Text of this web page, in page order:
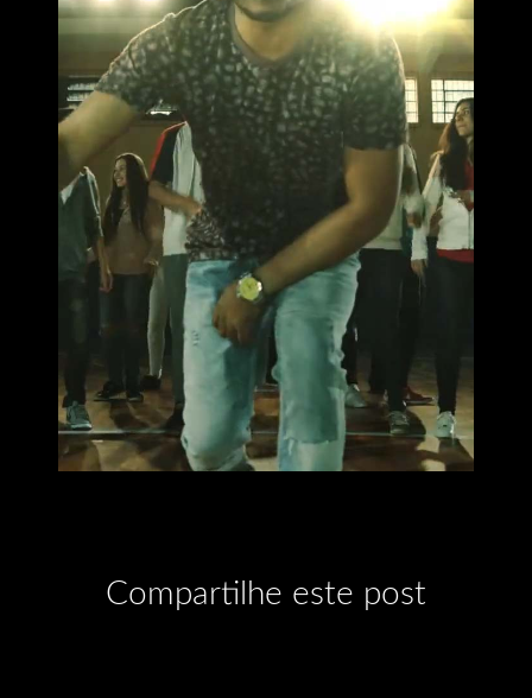
Compartilhe este post